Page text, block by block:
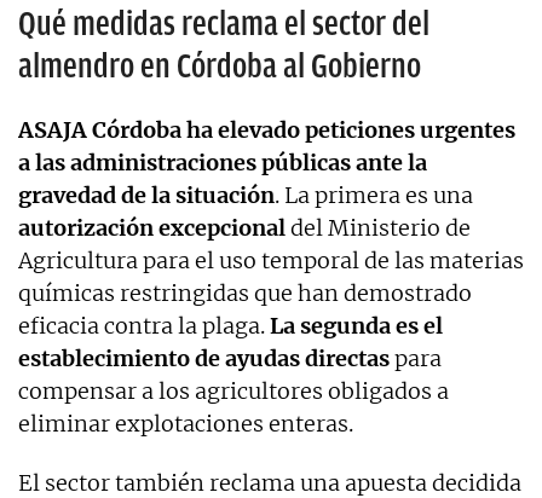
Qué medidas reclama el sector del
almendro en Córdoba al Gobierno
ASAJA Córdobaha elevado peticiones urgentes
a las administraciones públicas ante la
gravedad de la situación. La primera es una
autorización excepcionaldel Ministerio de
Agricultura para el uso temporal de las materias
químicas restringidas que han demostrado
eficacia contra la plaga.La segunda es el
establecimiento deayudas directaspara
compensar a los agricultores obligados a
eliminar explotaciones enteras.
El sector también reclama una apuesta decidida